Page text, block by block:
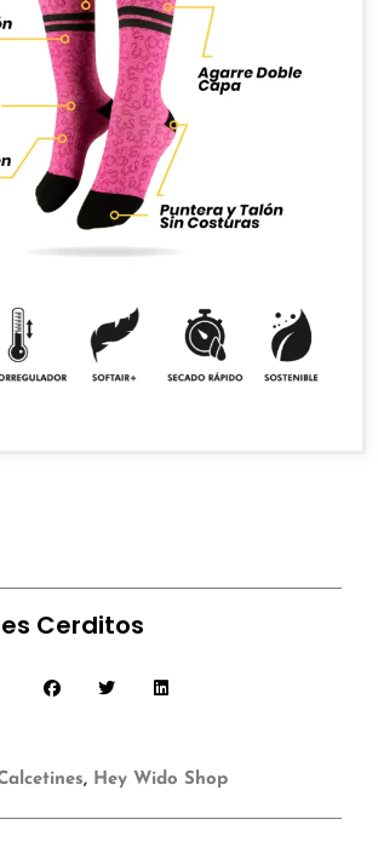
Cerditos
, Hey Wido Shop